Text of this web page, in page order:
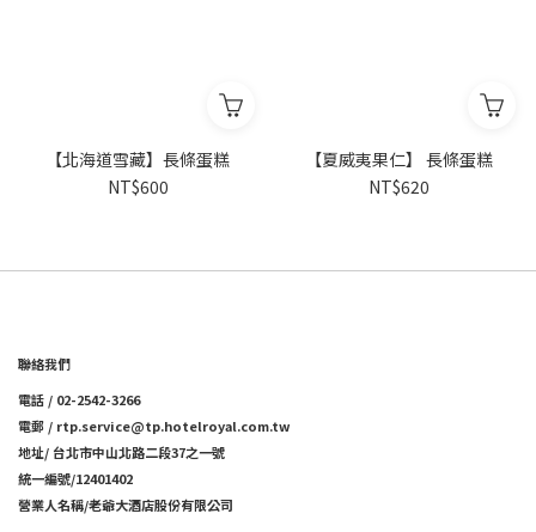
【北海道雪藏】長條蛋糕
NT$600
【夏威夷果仁】 長條蛋糕
NT$620
聯絡我們
電話 / 02-2542-3266
電郵 / rtp.service@tp.hotelroyal.com.tw
地址/ 台北市中山北路二段37之一號
統一編號/12401402
營業人名稱/老爺大酒店股份有限公司